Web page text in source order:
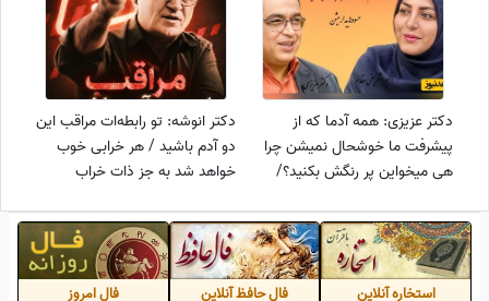
دکتر عزیزی: همه آدما که از
پیشرفت ما خوشحال نمیشن چرا
هی میخواین پر رنگش بکنید؟/
دشمن مشترکه/ طلسم میگیرن
یکی بدبخت بشه...+ ویدیو
دکتر انوشه: تو رابطه‌ات مراقب این
دو آدم باشید / هر خرابی خوب
خواهد شد به جز ذات خراب
استخاره آنلاین فال حافظ آنلاین فال امروز